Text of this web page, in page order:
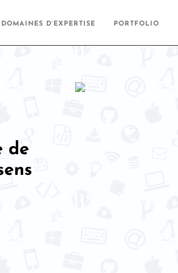
DOMAINES D’EXPERTISE PORTFOLIO
de